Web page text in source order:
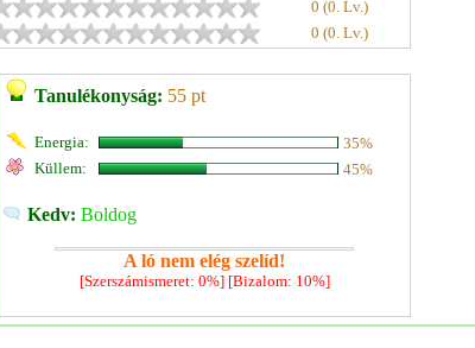
0 (0. Lv.)
0 (0. Lv.)
Tanulékonyság: 55 pt
Energia:
35%
Küllem:
45%
Kedv: Boldog
A ló nem elég szelíd!
[Szerszámismeret: 0%] [Bizalom: 10%]